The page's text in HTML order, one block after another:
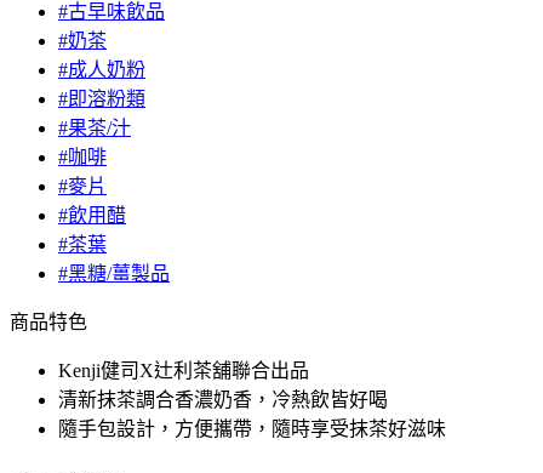
#古早味飲品
#奶茶
#成人奶粉
#即溶粉類
#果茶/汁
#咖啡
#麥片
#飲用醋
#茶葉
#黑糖/薑製品
商品特色
Kenji健司X辻利茶舖聯合出品
清新抹茶調合香濃奶香，冷熱飲皆好喝
隨手包設計，方便攜帶，隨時享受抹茶好滋味